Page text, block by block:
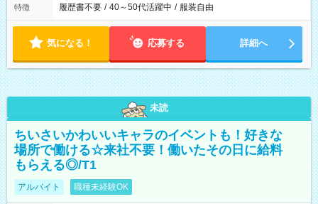
特徴 履歴書不要 / 40～50代活躍中 / 服装自由
気になる！ 応募する 詳細へ
未読
ちいさいかわいいキャラのイベントも！好きな
場所で働ける☆来社不要！働いたその日に給料
もらえる◎/T1
アルバイト 職種未経験OK